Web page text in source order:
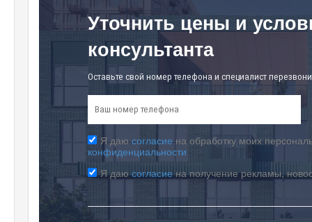
Уточнить цены и
консультанта
Оставьте свой номер телефона и специалист
Я даю согласие на обработку моих
конфиденциальности
Я даюсогласиена получение рекламы,